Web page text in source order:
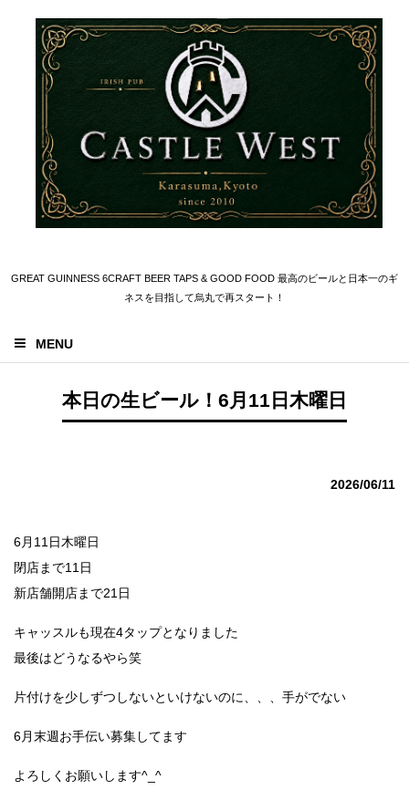
GREAT GUINNESS 6CRAFT BEER TAPS & GOOD FOOD 最高のビールと日本一のギ
ネスを目指して烏丸で再スタート！
MENU
本日の生ビール！6月11日木曜日
2026/06/11
6月11日木曜日
閉店まで11日
新店舗開店まで21日
キャッスルも現在4タップとなりました
最後はどうなるやら笑
片付けを少しずつしないといけないのに、、、手がでない
6月末週お手伝い募集してます
よろしくお願いします^_^